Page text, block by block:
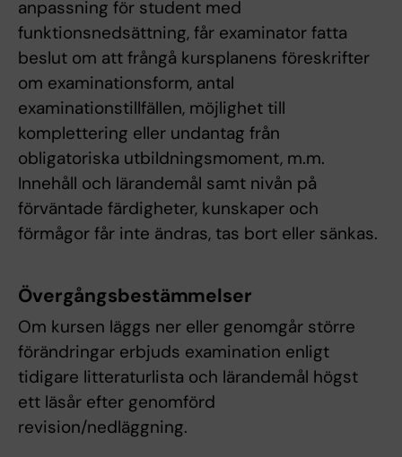
anpassning för student med
funktionsnedsättning, får examinator fatta
beslut om att frångå kursplanens föreskrifter
om examinationsform, antal
examinationstillfällen, möjlighet till
komplettering eller undantag från
obligatoriska utbildningsmoment, m.m.
Innehåll och lärandemål samt nivån på
förväntade färdigheter, kunskaper och
förmågor får inte ändras, tas bort eller sänkas.
Övergångsbestämmelser
Om kursen läggs ner eller genomgår större
förändringar erbjuds examination enligt
tidigare litteraturlista och lärandemål högst
ett läsår efter genomförd
revision/nedläggning.